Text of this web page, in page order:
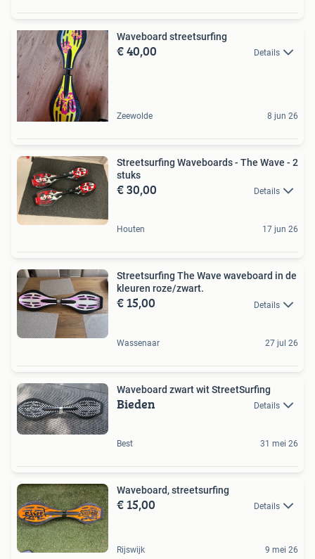
Waveboard streetsurfing
€ 40,00 Details
Zeewolde 8 jun 26
Streetsurfing Waveboards - The Wave - 2
stuks
€ 30,00 Details
Houten 17 jun 26
Streetsurfing The Wave waveboard in de
kleuren roze/zwart.
€ 15,00 Details
Wassenaar 27 jul 26
Waveboard zwart wit StreetSurfing
Bieden Details
Best 31 mei 26
Waveboard, streetsurfing
€ 15,00 Details
Rijswijk 9 mei 26